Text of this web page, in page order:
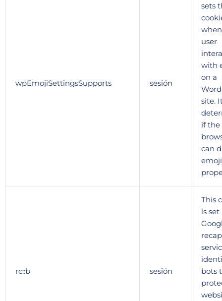
wpEmojiSettingsSupports sesión
sets
user
with
on a
site.
if the
can
rc::b sesión
This
is
bots